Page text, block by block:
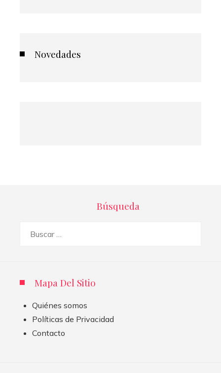
Novedades
Búsqueda
Mapa Del Sitio
Quiénes somos
Políticas de Privacidad
Contacto